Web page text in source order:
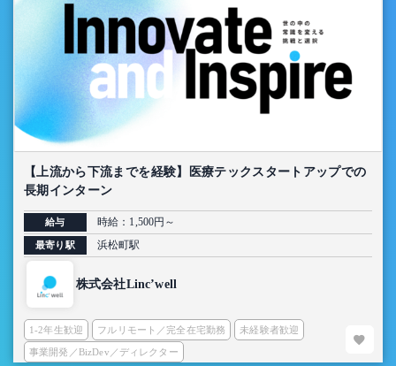
【上流から下流までを経験】医療テックスタートアップでの
長期インターン
給与 時給：1,500円～
最寄り駅 浜松町駅
株式会社Linc’well
1-2年生歓迎 フルリモート／完全在宅勤務 未経験者歓迎
事業開発／BizDev／ディレクター